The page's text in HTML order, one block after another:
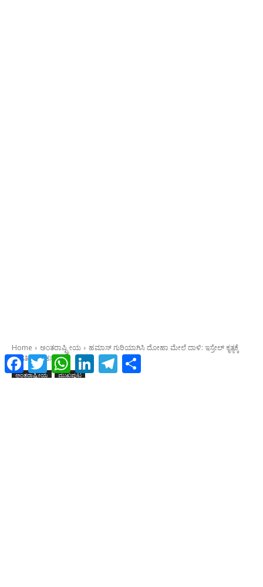
Facebook
Twitter WhatsAppLinkedInTelegram